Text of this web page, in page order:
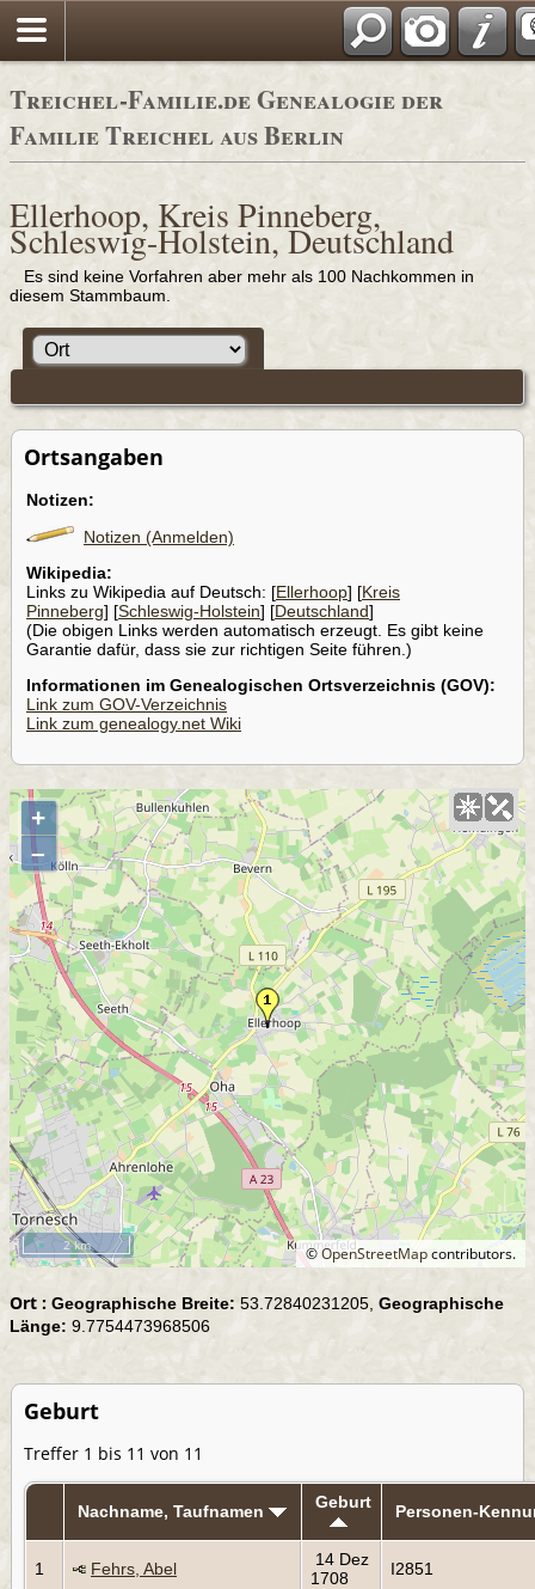
Adressbücher
Treichel-Familie.de Genealogie der
Familie Treichel aus Berlin
Ellerhoop, Kreis Pinneberg,
Schleswig-Holstein, Deutschland
Es sind keine Vorfahren aber mehr als 100 Nachkommen in
diesem Stammbaum.
Ortsangaben
Notizen:
Notizen (Anmelden)
Wikipedia:
Links zu Wikipedia auf Deutsch: [Ellerhoop] [Kreis
Pinneberg] [Schleswig-Holstein] [Deutschland]
(Die obigen Links werden automatisch erzeugt. Es gibt keine
Garantie dafür, dass sie zur richtigen Seite führen.)
Informationen im Genealogischen Ortsverzeichnis (GOV):
Link zum GOV-Verzeichnis
Link zum genealogy.net Wiki
+
–
©OpenStreetMapcontributors.
2 km
Ort : Geographische Breite: 53.72840231205, Geographische
Länge: 9.7754473968506
Geburt
Treffer 1 bis 11 von 11
Nachname, Taufnamen Geburt Personen-
1 Fehrs, Abel
14 Dez
1708
I2851